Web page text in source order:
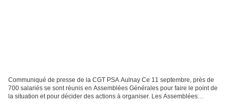
Communiqué de presse de la CGT PSA Aulnay Ce 11 septembre, près de
700 salariés se sont réunis en Assemblées Générales pour faire le point de
la situation et pour décider des actions à organiser. Les Assemblées